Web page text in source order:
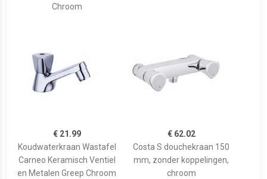
Chroom
€ 21.99
Koudwaterkraan Wastafel
Carneo Keramisch Ventiel
en Metalen Greep Chroom
€ 62.02
Costa S douchekraan 150
mm, zonder koppelingen,
chroom